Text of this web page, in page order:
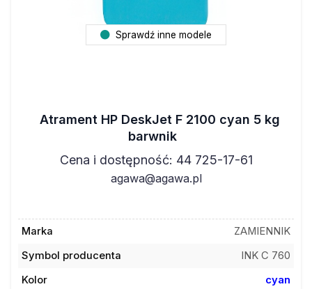
Sprawdź inne modele
Atrament HP DeskJet F 2100 cyan 5 kg
barwnik
Cena i dostępność: 44 725-17-61
agawa@agawa.pl
Marka
ZAMIENNIK
Symbol producenta
INK C 760
Kolor
cyan